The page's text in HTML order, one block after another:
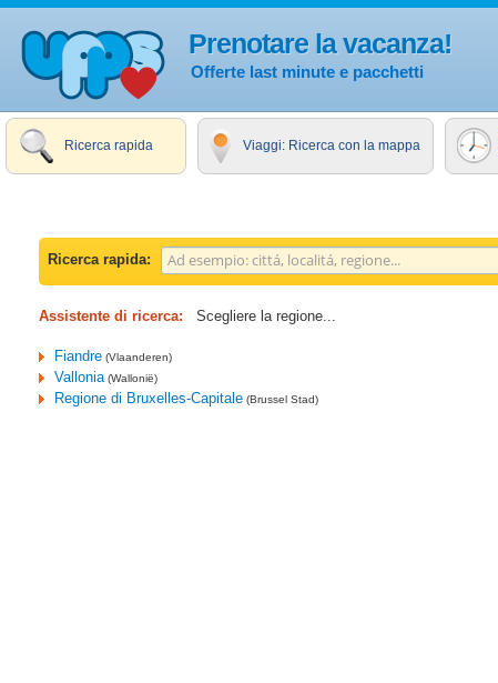
Prenotare la vacanza!
Offerte last minute e pacchetti
Ricerca rapida Viaggi: Ricerca con la mappa
Ricerca rapida:
Assistente di ricerca: Scegliere la regione...
Fiandre(Vlaanderen)
Vallonia(Wallonië)
Regione di Bruxelles-Capitale(Brussel Stad)